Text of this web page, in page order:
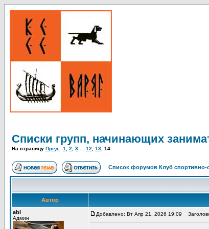
Списки групп, начинающих
На страницу Пред. 1 2 3 12 13 14
Список форумов Клуб спортивно-
Автор
abl
Админ
Добавлено: Вт Апр 21, 2026 19:09